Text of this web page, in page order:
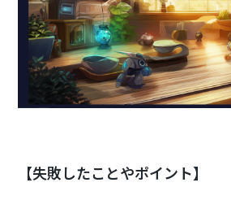
【失敗したことやポイント】